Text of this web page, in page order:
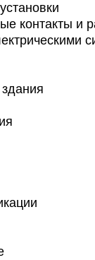
контакты и